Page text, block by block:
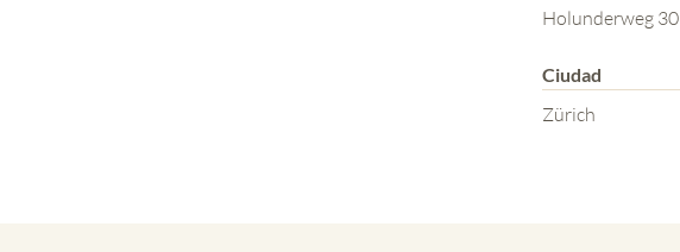
Holunderweg 30
Ciudad
Zürich